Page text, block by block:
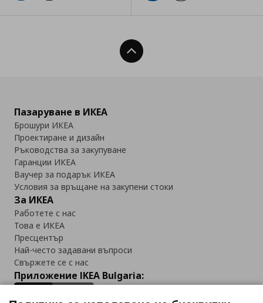
Нагоре
Пазаруване в ИКЕА
Брошури ИКЕА
Проектиране и дизайн
Ръководства за закупуване
Гаранции ИКЕА
Ваучер за подарък ИКЕА
Условия за връщане на закупени стоки
За ИКЕА
Работете с нас
Това е ИКЕА
Пресцентър
Най-често задавани въпроси
Свържете се с нас
Приложение IKEA Bulgaria: